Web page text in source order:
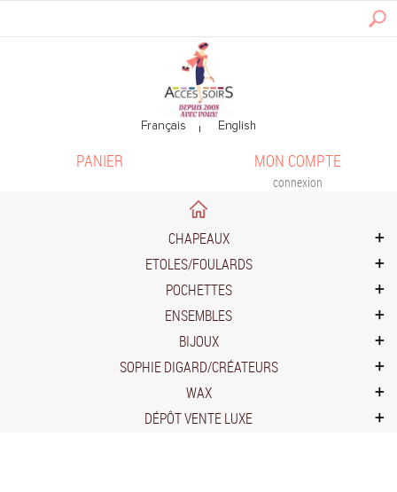
MON COMPTE
connexion
PANIER
CHAPEAUX
ETOLES/FOULARDS
POCHETTES
ENSEMBLES
BIJOUX
SOPHIE DIGARD/CRÉATEURS
WAX
DÉPÔT VENTE LUXE